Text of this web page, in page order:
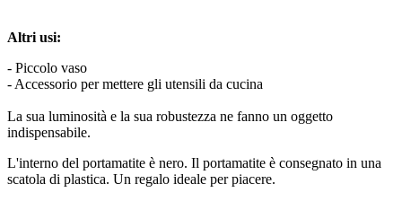
Altri usi:
- Piccolo vaso
- Accessorio per mettere gli utensili da cucina
La sua luminosità e la sua robustezza ne fanno un oggetto
indispensabile.
L'interno del portamatite è nero. Il portamatite è consegnato in una
scatola di plastica. Un regalo ideale per piacere.